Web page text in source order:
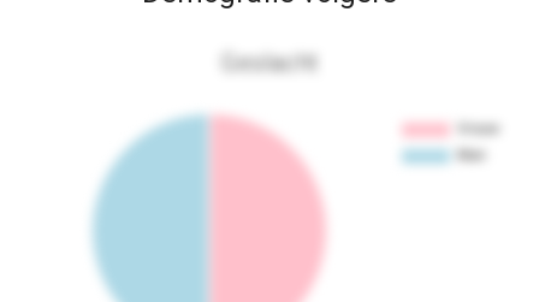
Geslacht